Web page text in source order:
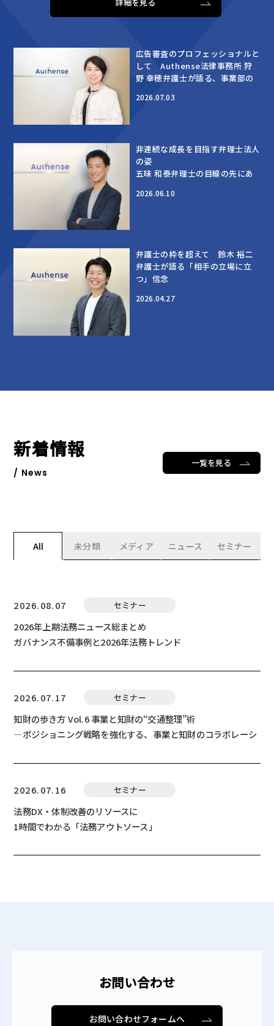
詳細を見る
広告審査のプロフェッショナルと
して Authense法律事務所 狩
野 幸穂弁護士が語る、事業部の
2026.07.03
非連続な成長を目指す弁理士法人
の姿
五味 和泰弁理士の目線の先にあ
2026.06.10
弁護士の枠を超えて 鈴木 裕二
弁護士が語る「相手の立場に立
つ」信念
2026.04.27
新着情報
/ News
一覧を見る
All 未分類 メディア ニュース セミナー
2026.08.07 セミナー
2026年上期法務ニュース総まとめ
ガバナンス不備事例と2026年法務トレンド
2026.07.17 セミナー
知財の歩き方 Vol.6 事業と知財の“交通整理”術
―ポジショニング戦略を強化する、事業と知財のコラボレーシ
2026.07.16 セミナー
法務DX・体制改善のリソースに
1時間でわかる「法務アウトソース」
お問い合わせ
お問い合わせフォームへ